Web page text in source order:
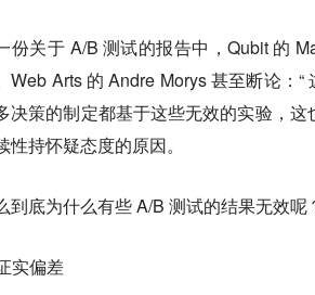
份关于 A/B 测试的报告中，Qubit 的
Web Arts 的 Andre Morys 甚至断论：
决策的制定都基于这些无效的实验，
性持怀疑态度的原因。
到底为什么有些 A/B 测试的结果无效
实偏差